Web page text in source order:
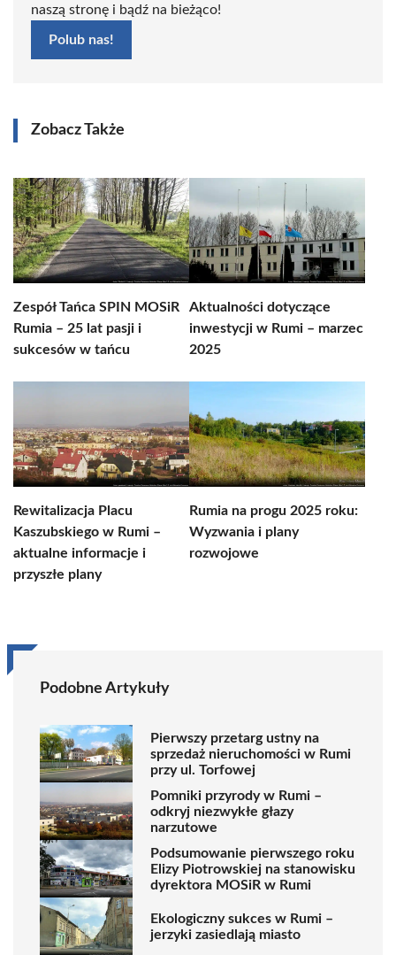
naszą stronę i bądź na bieżąco!
Polub nas!
Zobacz Także
Zespół Tańca SPIN MOSiR
Rumia – 25 lat pasji i
sukcesów w tańcu
Aktualności dotyczące
inwestycji w Rumi – marzec
2025
Rewitalizacja Placu
Kaszubskiego w Rumi –
aktualne informacje i
przyszłe plany
Rumia na progu 2025 roku:
Wyzwania i plany
rozwojowe
Podobne Artykuły
Pierwszy przetarg ustny na
sprzedaż nieruchomości w Rumi
przy ul. Torfowej
Pomniki przyrody w Rumi –
odkryj niezwykłe głazy
narzutowe
Podsumowanie pierwszego roku
Elizy Piotrowskiej na stanowisku
dyrektora MOSiR w Rumi
Ekologiczny sukces w Rumi –
jerzyki zasiedlają miasto